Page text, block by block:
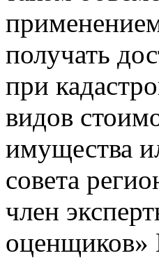
получать
при
видов
имущества
совета
член